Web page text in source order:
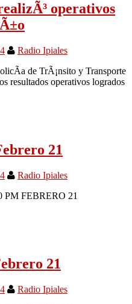
operativos
Radio Ipiales
de TrÃ¡nsito y Transporte
resultados operativos logrados
21
Radio Ipiales
PM FEBRERO 21
21
Radio Ipiales